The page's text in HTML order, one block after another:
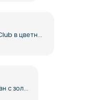
Набор логотипов Diners Club в цветных и монохромных стилях (бесплатно в формате PNG)
Роскошный классический диван с золотой обивкой Бесплатно PNG